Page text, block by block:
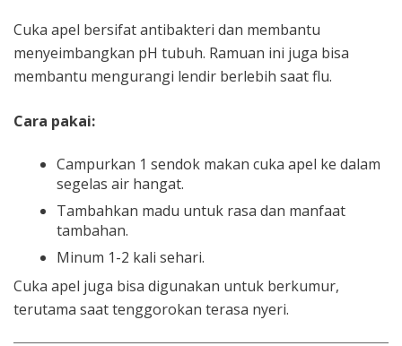
Cuka apel bersifat antibakteri dan membantu
menyeimbangkan pH tubuh. Ramuan ini juga bisa
membantu mengurangi lendir berlebih saat flu.
Cara pakai:
Campurkan 1 sendok makan cuka apel ke dalam
segelas air hangat.
Tambahkan madu untuk rasa dan manfaat
tambahan.
Minum 1-2 kali sehari.
Cuka apel juga bisa digunakan untuk berkumur,
terutama saat tenggorokan terasa nyeri.